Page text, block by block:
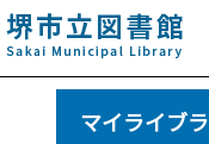
こ
の
ペ
マイライブ